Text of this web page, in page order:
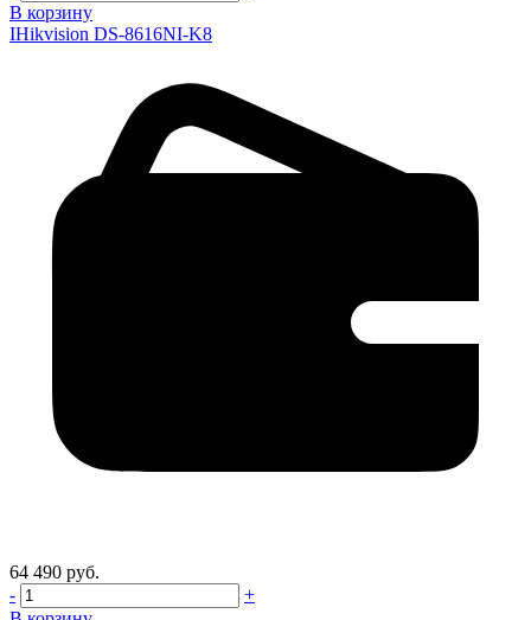
В корзину
IHikvision DS-8616NI-K8
64 490 руб.
-
+